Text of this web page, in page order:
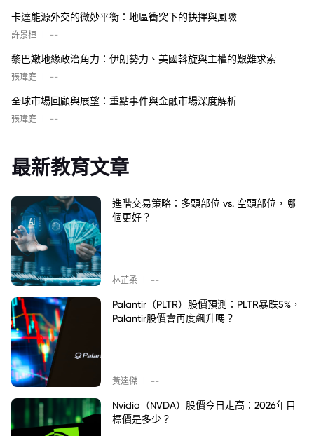
卡達能源外交的微妙平衡：地區衝突下的抉擇與風險
許景桓 --
黎巴嫩地緣政治角力：伊朗勢力、美國斡旋與主權的艱難求索
張瑋庭 --
全球市場回顧與展望：重點事件與金融市場深度解析
張瑋庭 --
最新教育文章
進階交易策略：多頭部位 vs. 空頭部位，哪
個更好？
林芷柔 --
Palantir（PLTR）股價預測：PLTR暴跌5%，
Palantir股價會再度飆升嗎？
黃達傑 --
Nvidia（NVDA）股價今日走高：2026年目
標價是多少？